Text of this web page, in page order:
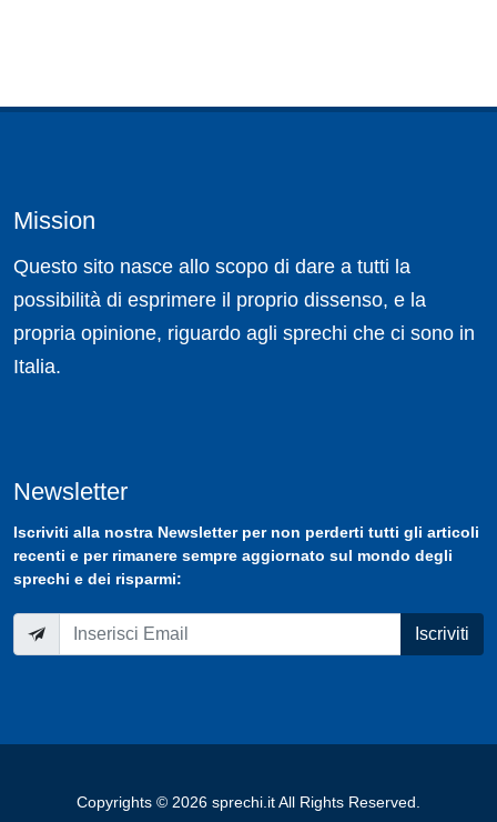
Mission
Questo sito nasce allo scopo di dare a tutti la
possibilità di esprimere il proprio dissenso, e la
propria opinione, riguardo agli sprechi che ci sono in
Italia.
Newsletter
Iscriviti alla nostra Newsletterper non perderti tutti gli articoli
recenti e per rimanere sempre aggiornato sul mondo degli
sprechi e dei risparmi:
Iscriviti
Copyrights © 2026 sprechi.it All Rights Reserved.